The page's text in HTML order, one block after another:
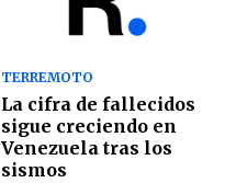
TERREMOTO
La cifra de fallecidos
sigue creciendo en
Venezuela tras los
sismos